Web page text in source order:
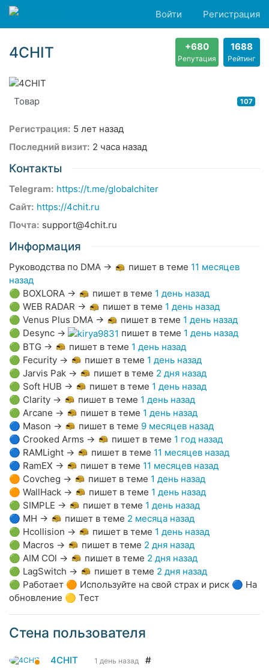
Войти Регистрация
4CHIT +680
Репутация
1688
Рейтинг
Товар 107
Регистрация: 5 лет назад
Последний визит: 2 часа назад
Контакты
Telegram: https://t.me/globalchiter
Сайт: https://4chit.ru
Почта: support@4chit.ru
Информация
Руководства по DMA → пишет в теме 11 месяцев
назад
🟢 BOXLORA → пишет в теме 1 день назад
🟢 WEB RADAR → пишет в теме 1 день назад
🟢 Venus Plus DMA → пишет в теме 1 день назад
🟢 Desync → пишет в теме 1 день назад
🟢 BTG → пишет в теме 1 день назад
🟢 Fecurity → пишет в теме 1 день назад
🟢 Jarvis Pak → пишет в теме 2 дня назад
🟢 Soft HUB → пишет в теме 1 день назад
🟢 Clarity → пишет в теме 1 день назад
🟢 Arcane → пишет в теме 1 день назад
🔵 Mason → пишет в теме 9 месяцев назад
🔵 Crooked Arms → пишет в теме 1 год назад
🔵 RAMLight → пишет в теме 11 месяцев назад
🔵 RamEX → пишет в теме 11 месяцев назад
🟠 Covcheg → пишет в теме 1 день назад
🟠 WallHack → пишет в теме 1 день назад
🟢 SIMPLE → пишет в теме 1 день назад
🔵 MH → пишет в теме 2 месяца назад
🟢 Hcollision → пишет в теме 1 день назад
🟢 Macros → пишет в теме 2 дня назад
🟢 AIM COl → пишет в теме 2 дня назад
🟢 LagSwitch → пишет в теме 2 дня назад
🟢 Работает 🟠 Используйте на свой страх и риск 🔵 На
обновление 🟡 Тест
Стена пользователя
4CHIT 1 день назад
#